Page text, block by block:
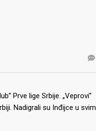
Prve lige Srbije. „Veprovi”
Nadigrali su Inđijce u svim